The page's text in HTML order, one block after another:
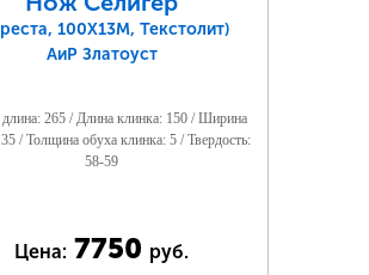
100Х13М, Текстолит)
АиР Златоуст
265 / Длина клинка: 150 / Ширина
/ Толщина обуха клинка: 5 / Твердость:
58-59
Цена: 7750 руб.